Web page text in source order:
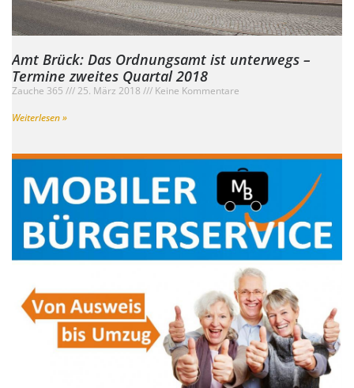
Amt Brück: Das Ordnungsamt ist unterwegs –
Termine zweites Quartal 2018
Zauche 365 25. März 2018
Keine Kommentare
Weiterlesen »